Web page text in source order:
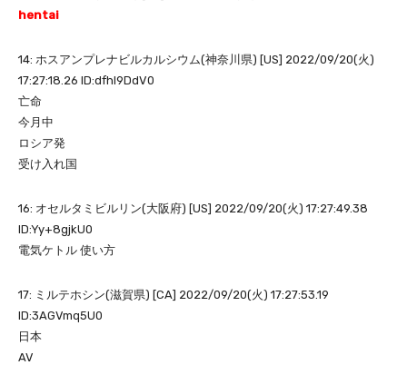
hentai
14: ホスアンプレナビルカルシウム(神奈川県) [US] 2022/09/20(火)
17:27:18.26 ID:dfhl9DdV0
亡命
今月中
ロシア発
受け入れ国
16: オセルタミビルリン(大阪府) [US] 2022/09/20(火) 17:27:49.38
ID:Yy+8gjkU0
電気ケトル 使い方
17: ミルテホシン(滋賀県) [CA] 2022/09/20(火) 17:27:53.19
ID:3AGVmq5U0
日本
AV